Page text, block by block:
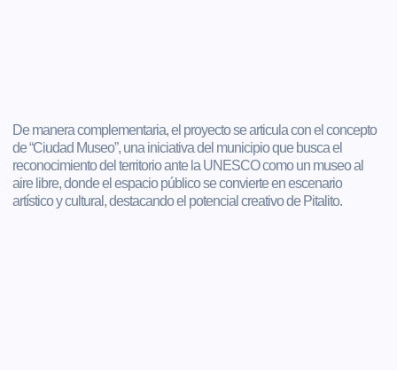
De manera complementaria, el proyecto se articula con el concepto
de “Ciudad Museo”, una iniciativa del municipio que busca el
reconocimiento del territorio ante la UNESCO como un museo al
aire libre, donde el espacio público se convierte en escenario
artístico y cultural, destacando el potencial creativo de Pitalito.